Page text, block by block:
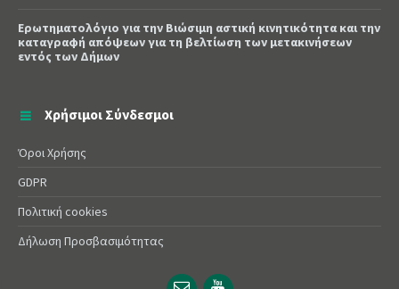
Ερωτηματολόγιο για την Βιώσιμη αστική κινητικότητα και την
καταγραφή απόψεων για τη βελτίωση των μετακινήσεων
εντός των Δήμων
Χρήσιμοι Σύνδεσμοι
Όροι Χρήσης
GDPR
Πολιτική cookies
Δήλωση Προσβασιμότητας
EmailYouTube